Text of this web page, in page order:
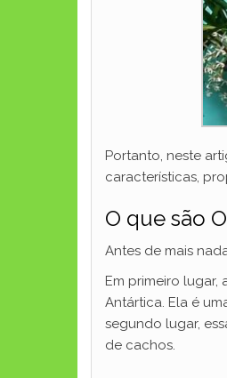
Portanto, neste
características,
O que são
Antes de mais
Em primeiro
Antártica. Ela é
segundo lugar,
de cachos.